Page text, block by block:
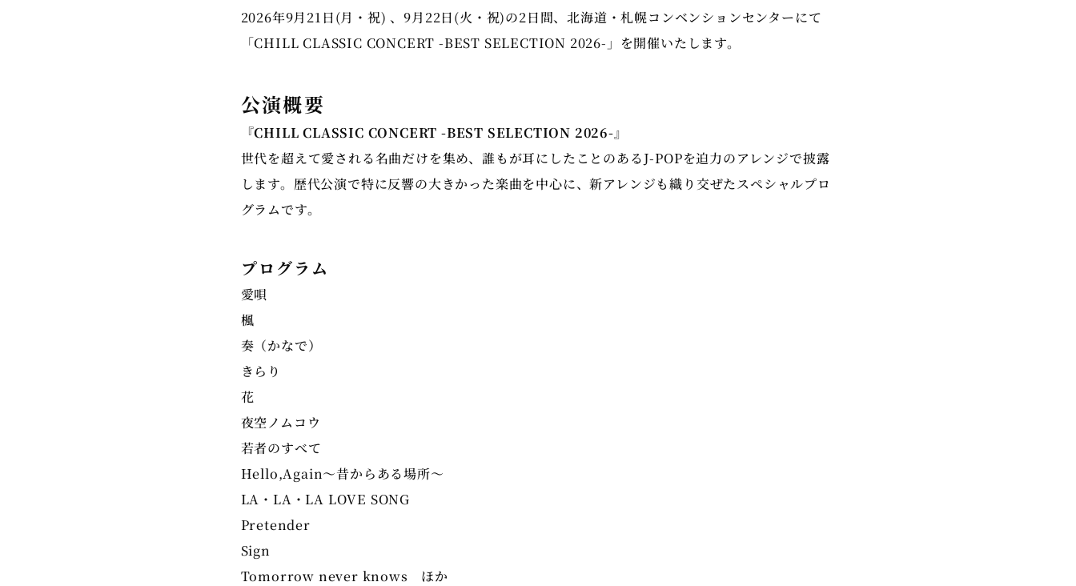
2026年9月21日(月・祝) 、9月22日(火・祝)の2日間、北海道・札幌コンベンションセンターにて
「CHILL CLASSIC CONCERT -BEST SELECTION 2026-」を開催いたします。
公演概要
『CHILL CLASSIC CONCERT -BEST SELECTION 2026-』
世代を超えて愛される名曲だけを集め、誰もが耳にしたことのあるJ-POPを迫力のアレンジで披露
します。歴代公演で特に反響の大きかった楽曲を中心に、新アレンジも織り交ぜたスペシャルプロ
グラムです。
プログラム
愛唄
楓
奏（かなで）
きらり
花
夜空ノムコウ
若者のすべて
Hello,Again～昔からある場所～
LA・LA・LA LOVE SONG
Pretender
Sign
Tomorrow never knows ほか